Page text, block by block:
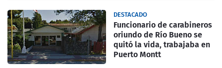
DESTACADO
Funcionario de carabineros
oriundo de Río Bueno se
quitó la vida, trabajaba en
Puerto Montt